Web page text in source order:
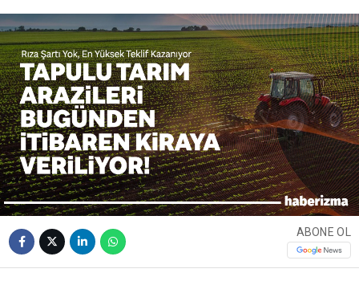
ABONE OL